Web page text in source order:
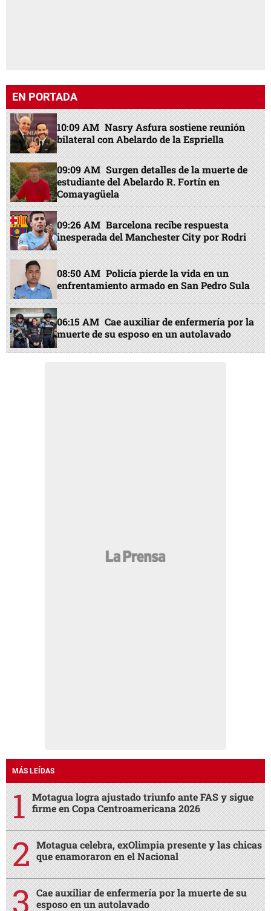
EN PORTADA
10:09 AM Nasry Asfura sostiene reunión
bilateral con Abelardo de la Espriella
09:09 AM Surgen detalles de la muerte de
estudiante del Abelardo R. Fortín en
Comayagüela
09:26 AM Barcelona recibe respuesta
inesperada del Manchester City por Rodri
08:50 AM Policía pierde la vida en un
enfrentamiento armado en San Pedro Sula
06:15 AM Cae auxiliar de enfermería por la
muerte de su esposo en un autolavado
MÁS LEÍDAS
Motagua logra ajustado triunfo ante FAS y sigue
firme en Copa Centroamericana 2026
Motagua celebra, exOlimpia presente y las chicas
que enamoraron en el Nacional
Cae auxiliar de enfermería por la muerte de su
esposo en un autolavado